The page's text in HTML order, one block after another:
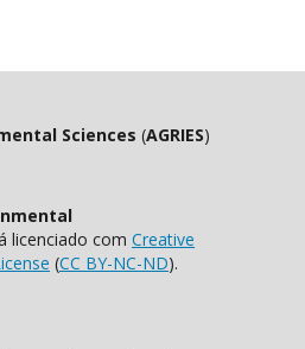
Sciences (AGRIES)
licenciado com Creative
(CC BY-NC-ND).